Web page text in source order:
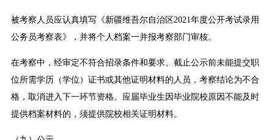
被考察人员应认真填写《新疆维吾尔自治区2021年度公开考试录用
公务员考察表》，并将个人档案一并报考察部门审核。
在考察中，经审定不符合招录条件和要求、截止公示前未能提交职
位所需学历（学位）证书或其他证明材料的人员，考察结论为不合
格，取消进入下一环节资格。应届毕业生因毕业院校原因不能及时
提供档案材料的，须提供院校相关证明材料。